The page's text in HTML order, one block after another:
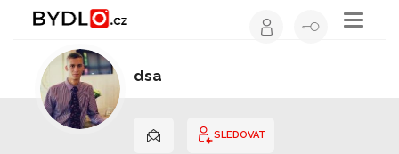
Toggle
dsa
SLEDOVAT